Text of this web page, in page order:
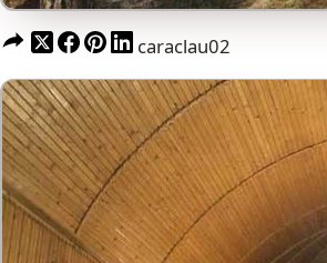
caraclau02